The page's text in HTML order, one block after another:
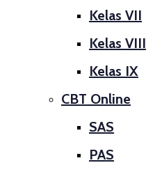
Kelas VII
Kelas VIII
Kelas IX
CBT Online
SAS
PAS